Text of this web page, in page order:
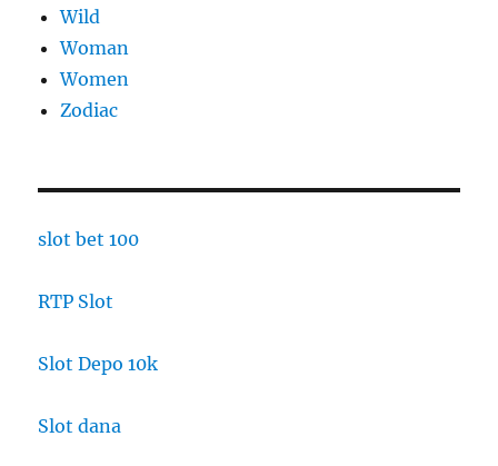
Wild
Woman
Women
Zodiac
slot bet 100
RTP Slot
Slot Depo 10k
Slot dana